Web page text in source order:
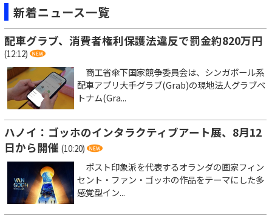
新着ニュース一覧
配車グラブ、消費者権利保護法違反で罰金約820万円
(12:12)
商工省傘下国家競争委員会は、シンガポール系
配車アプリ大手グラブ(Grab)の現地法人グラブベ
トナム(Gra...
ハノイ：ゴッホのインタラクティブアート展、8月12
日から開催 (10:20)
ポスト印象派を代表するオランダの画家フィン
セント・ファン・ゴッホの作品をテーマにした多
感覚型イン...